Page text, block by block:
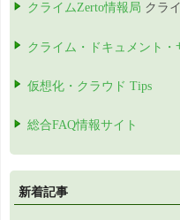
クライムZerto情報局 クラ
クライム・ドキュメント・
仮想化・クラウド Tips
総合FAQ情報サイト
新着記事